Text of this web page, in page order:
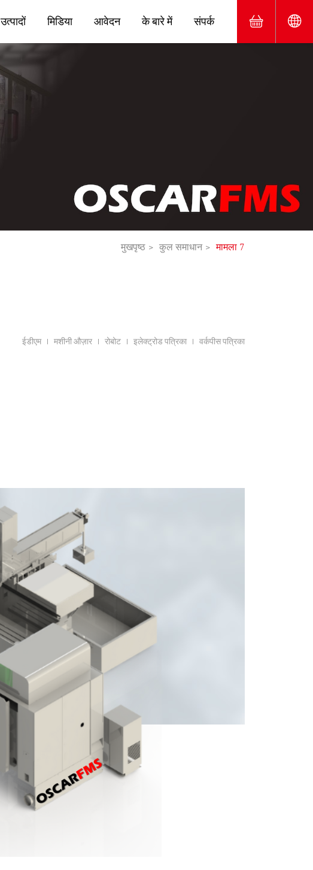
उत्पादों मिडिया आवेदन के बारे में संपर्क
मुखपृष्ठ कुल समाधान मामला 7
ईडीएम मशीनी औज़ार रोबोट इलेक्ट्रोड पत्रिका वर्कपीस पत्रिका